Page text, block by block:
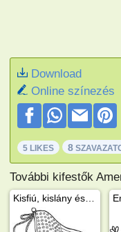
Download
Online színezés
5 LIKES 8
További kifestők